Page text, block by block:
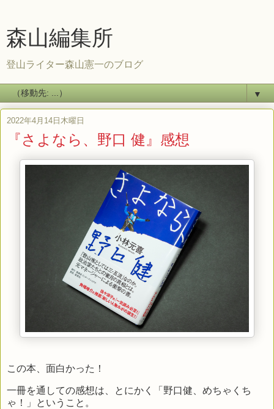
森山編集所
登山ライター森山憲一のブログ
▼
2022年4月14日木曜日
『さよなら、野口 健』感想
この本、面白かった！
一冊を通しての感想は、とにかく「野口健、めちゃくち
ゃ！」ということ。